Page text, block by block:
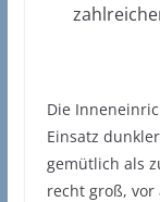
Die
Einsatz
gemütlich als
recht groß,